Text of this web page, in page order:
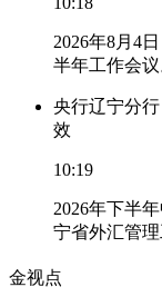
2026年8月4
半年工作会议
央行辽宁分
效
10:19
2026年下半
宁省外汇管理
金视点